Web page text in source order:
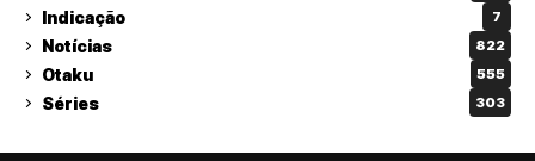
Indicação 7
Notícias 822
Otaku 555
Séries 303